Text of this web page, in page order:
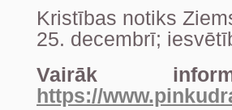
Kristības notiks
25. decembrī;
Vairāk
https://